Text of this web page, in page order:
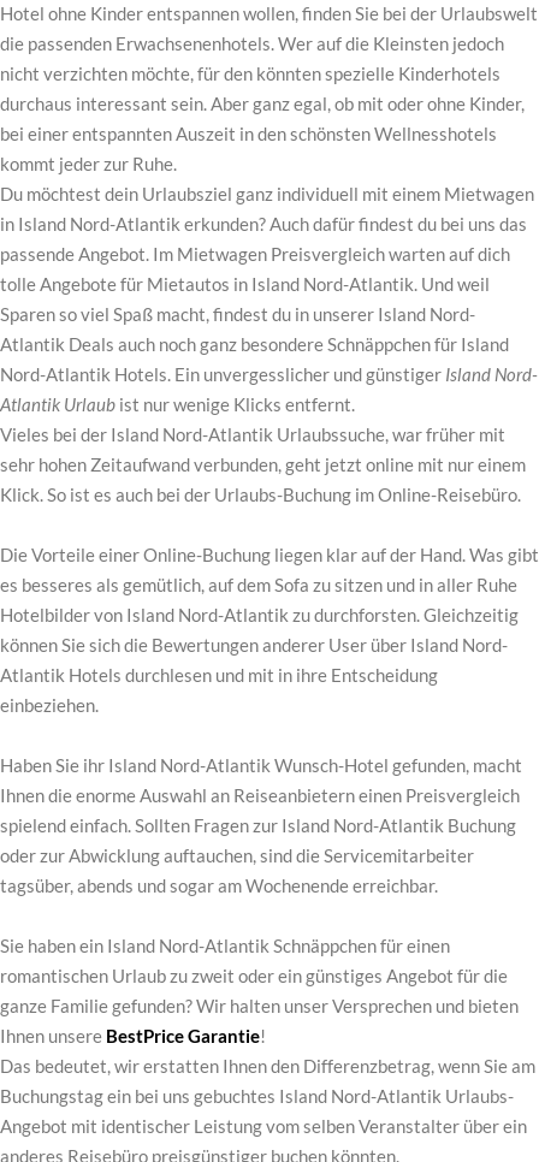
Hotel ohne Kinder entspannen wollen, finden Sie bei der Urlaubswelt
die passenden Erwachsenenhotels. Wer auf die Kleinsten jedoch
nicht verzichten möchte, für den könnten spezielle Kinderhotels
durchaus interessant sein. Aber ganz egal, ob mit oder ohne Kinder,
bei einer entspannten Auszeit in den schönsten Wellnesshotels
kommt jeder zur Ruhe.
Du möchtest dein Urlaubsziel ganz individuell mit einem Mietwagen
in Island Nord-Atlantik erkunden? Auch dafür findest du bei uns das
passende Angebot. Im Mietwagen Preisvergleich warten auf dich
tolle Angebote für Mietautos in Island Nord-Atlantik. Und weil
Sparen so viel Spaß macht, findest du in unserer Island Nord-
Atlantik Deals auch noch ganz besondere Schnäppchen für Island
Nord-Atlantik Hotels. Ein unvergesslicher und günstiger Island Nord-
Atlantik Urlaub ist nur wenige Klicks entfernt.
Vieles bei der Island Nord-Atlantik Urlaubssuche, war früher mit
sehr hohen Zeitaufwand verbunden, geht jetzt online mit nur einem
Klick. So ist es auch bei der Urlaubs-Buchung im Online-Reisebüro.
Die Vorteile einer Online-Buchung liegen klar auf der Hand. Was gibt
es besseres als gemütlich, auf dem Sofa zu sitzen und in aller Ruhe
Hotelbilder von Island Nord-Atlantik zu durchforsten. Gleichzeitig
können Sie sich die Bewertungen anderer User über Island Nord-
Atlantik Hotels durchlesen und mit in ihre Entscheidung
einbeziehen.
Haben Sie ihr Island Nord-Atlantik Wunsch-Hotel gefunden, macht
Ihnen die enorme Auswahl an Reiseanbietern einen Preisvergleich
spielend einfach. Sollten Fragen zur Island Nord-Atlantik Buchung
oder zur Abwicklung auftauchen, sind die Servicemitarbeiter
tagsüber, abends und sogar am Wochenende erreichbar.
Sie haben ein Island Nord-Atlantik Schnäppchen für einen
romantischen Urlaub zu zweit oder ein günstiges Angebot für die
ganze Familie gefunden? Wir halten unser Versprechen und bieten
Ihnen unsere BestPrice Garantie!
Das bedeutet, wir erstatten Ihnen den Differenzbetrag, wenn Sie am
Buchungstag ein bei uns gebuchtes Island Nord-Atlantik Urlaubs-
Angebot mit identischer Leistung vom selben Veranstalter über ein
anderes Reisebüro preisgünstiger buchen könnten.